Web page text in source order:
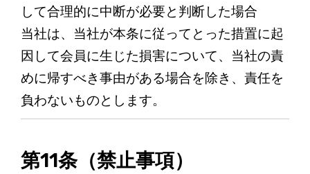
して合理的に中断が必要と判断した場合
当社は、当社が本条に従ってとった措置に起
因して会員に生じた損害について、当社の責
めに帰すべき事由がある場合を除き、責任を
負わないものとします。
第11条（禁止事項）